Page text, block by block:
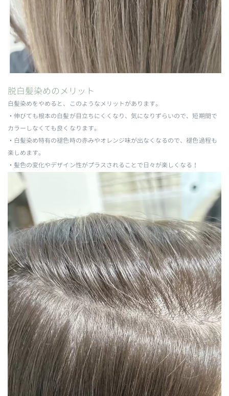
脱白髪染めのメリット
白髪染めをやめると、このようなメリットがあります。
・伸びても根本の白髪が目立ちにくくなり、気になりずらいので、短期間で
カラーしなくても良くなります。
・白髪染め特有の褪色時の赤みやオレンジ味が出なくなるので、褪色過程も
楽しめます。
・髪色の変化やデザイン性がプラスされることで日々が楽しくなる！